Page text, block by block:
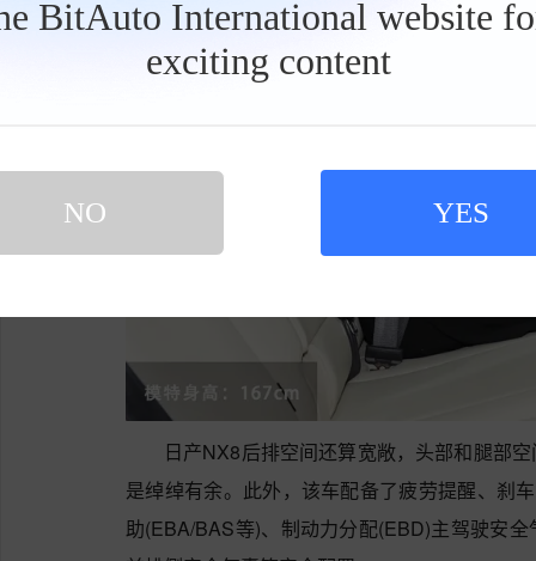
BitAuto International website
exciting content
NO YES
日产NX8后排空间还算宽敞，头部和腿部
是绰绰有余。此外，该车配备了疲劳提醒、刹
助(EBA/BAS等)、制动力分配(EBD)主驾驶安